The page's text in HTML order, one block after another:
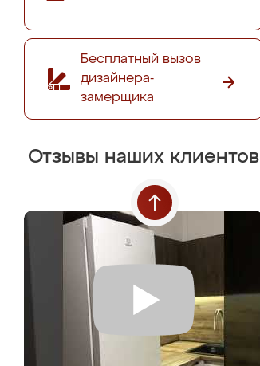
Бесплатный вызов
дизайнера-
замерщика
Отзывы наших клиентов